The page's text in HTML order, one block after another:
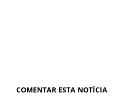
COMENTAR ESTA NOTÍCIA